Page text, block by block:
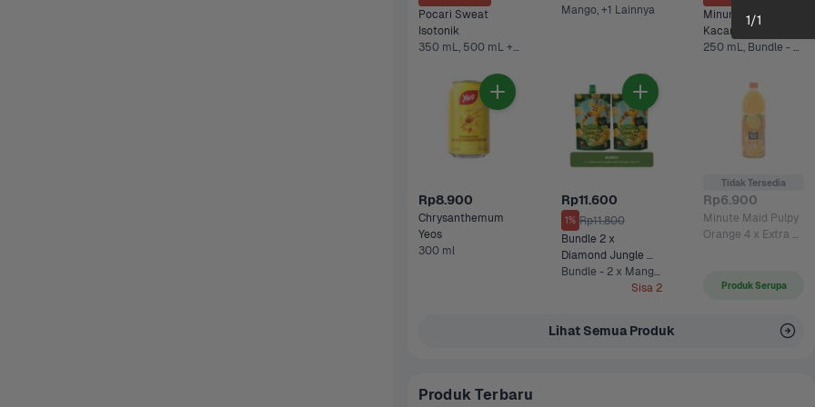
Pocari Sweat
350 mL, 500 mL +2 Lainnya
Mango, +1 Lainnya
Minuman Sari
Kacang Hijau Ultra
250 mL, Bundle - 5 x 250 mL*
Rp8.900
Chrysanthemum
Yeos
300 ml
Rp11.600
1% Rp11.800
Bundle 2 x
Diamond Jungle
Jelly Mango 100 ml
Bundle - 2 x Mango 100 ml
Sisa 2
Tidak Tersedia
Rp6.900
Minute Maid Pulpy
Orange 4 x Extra
Produk Serupa
Lihat Semua Produk
Produk Terbaru
1/1